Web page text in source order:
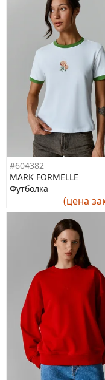
#604382
MARK FORMELLE
Футболка
(цена